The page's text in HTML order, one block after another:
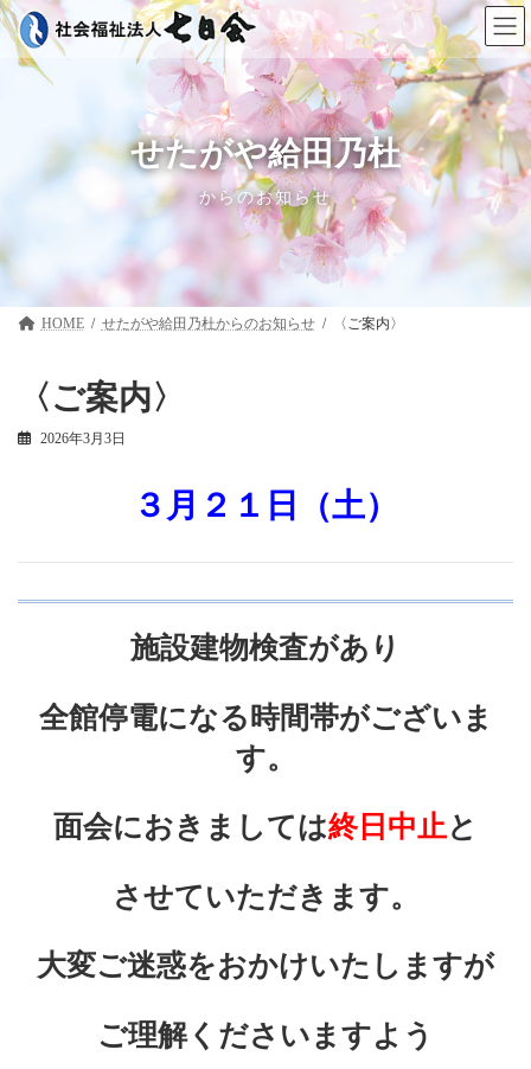
コ
ン
ナ
ビ
せたがや給田乃杜
からのお知らせ
HOME せたがや給田乃杜 〈ご案内〉
〈ご案内〉
2026年3月3日
３月２１日（土）
施設建物検査があり
全館停電になる時間帯がございま
す。
面会におきましては終日中止と
させていただきます。
大変ご迷惑をおかけいたしますが
ご理解くださいますよう